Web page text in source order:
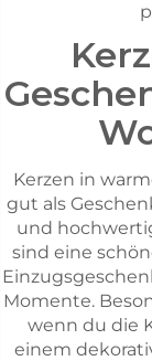
Kerzen in
gut als
und
sind eine
Momente.
wenn du die
einem